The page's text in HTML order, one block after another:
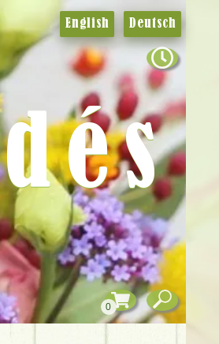
English Deutsch
0